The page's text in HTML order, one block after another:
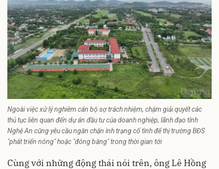
Ngoài việc xử lý nghiêm cán bộ sợ trách nhiệm, chậm giải quyết các
thủ tục liên quan đến dự án đầu tư của doanh nghiệp, lãnh đạo tỉnh
Nghệ An cũng yêu cầu ngăn chặn ình trạng cố tình để thị trường BĐS
"phát triển nóng" hoặc "đóng băng" trong thời gian tới
Cùng với những động thái nói trên, ông Lê Hồng